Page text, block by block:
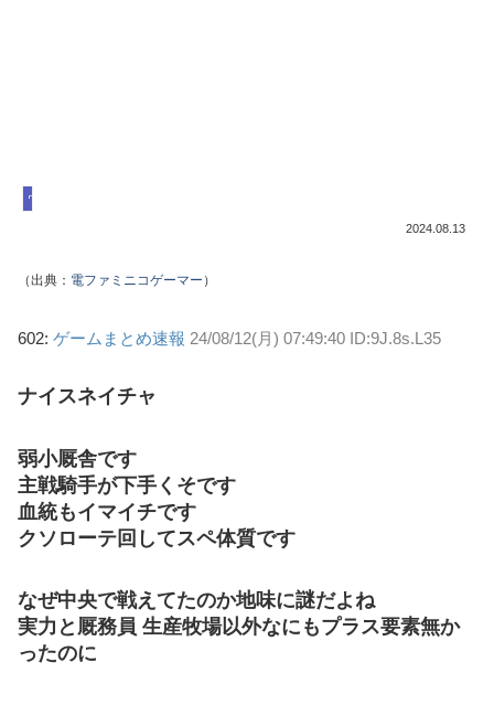
ウマ娘
2024.08.13
（出典： 電ファミニコゲーマー ）
602: ゲームまとめ速報 24/08/12(月) 07:49:40 ID:9J.8s.L35
ナイスネイチャ
弱小厩舎です
主戦騎手が下手くそです
血統もイマイチです
クソローテ回してスペ体質です
なぜ中央で戦えてたのか地味に謎だよね
実力と厩務員 生産牧場以外なにもプラス要素無か
ったのに